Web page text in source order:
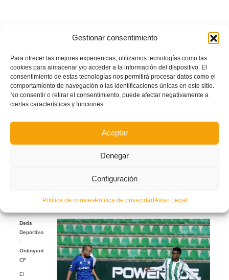
Gestionar consentimiento
Para ofrecer las mejores experiencias, utilizamos tecnologías como las
cookies para almacenar y/o acceder a la información del dispositivo. El
consentimiento de estas tecnologías nos permitirá procesar datos como el
comportamiento de navegación o las identificaciones únicas en este sitio.
No consentir o retirar el consentimiento, puede afectar negativamente a
ciertas características y funciones.
Aceptar
Denegar
Configuración
Política de cookiesPolítica de privacidadAviso Legal
Betis
Deportivo
–
Ontinyent
CF
El